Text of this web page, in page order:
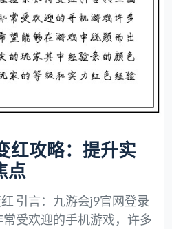
红攻略：提升实
点
引言：九游会j9官网登录
受欢迎的手机游戏，许多